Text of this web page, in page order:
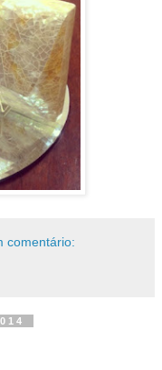
comentário: